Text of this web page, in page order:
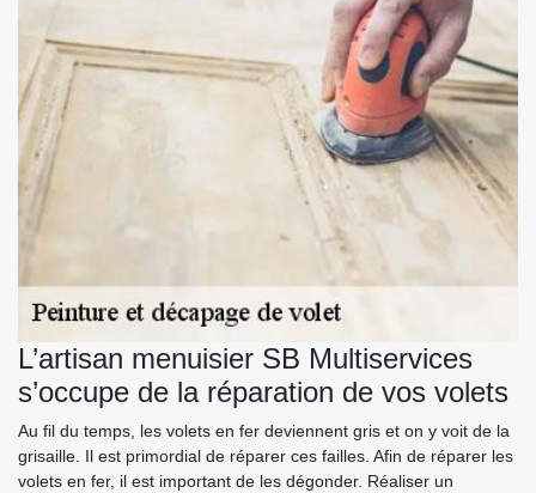
L’artisan menuisier SB Multiservices
s’occupe de la réparation de vos volets
Au fil du temps, les volets en fer deviennent gris et on y voit de la
grisaille. Il est primordial de réparer ces failles. Afin de réparer les
volets en fer, il est important de les dégonder. Réaliser un